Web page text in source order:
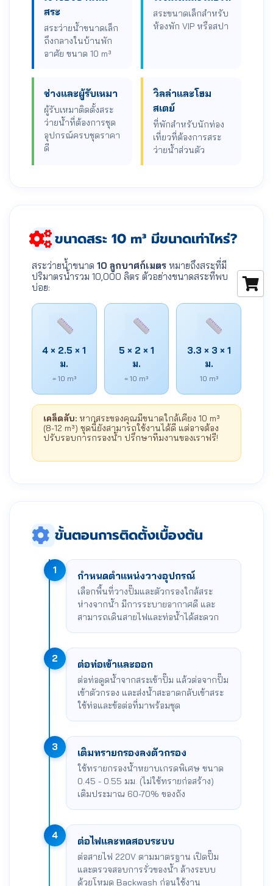
สระ
สระว่ายน้ำขนาดเล็ก
ถึงกลางในบ้านพัก
อาศัย ขนาด 10 m³
สระขนาดเล็กสำหรับ
ห้องพัก VIP หรือสปา
ช่างและผู้รับเหมา
ผู้รับเหมาติดตั้งสระ
ว่ายน้ำที่ต้องการชุด
อุปกรณ์ครบชุดราคา
ดี
วิลล่าและโฮม
สเตย์
ที่พักสำหรับนักท่อง
เที่ยวที่ต้องการสระ
ว่ายน้ำส่วนตัว
ขนาดสระ 10 m³ มีขนาดเท่าไหร่?
สระว่ายน้ำขนาด 10 ลูกบาศก์เมตร หมายถึงสระที่มี
ปริมาตรน้ำรวม 10,000 ลิตร ตัวอย่างขนาดสระที่พบ
บ่อย:
4 × 2.5 × 1
ม.
= 10 m³
5 × 2 × 1
ม.
= 10 m³
3.3 × 3 × 1
ม.
10 m³
เคล็ดลับ: หากสระของคุณมีขนาดใกล้เคียง 10 m³
(8-12 m³) ชุดนี้ยังสามารถใช้งานได้ดี แต่อาจต้อง
ปรับรอบการกรองน้ำ ปรึกษาทีมงานของเราฟรี!
ขั้นตอนการติดตั้งเบื้องต้น
1 กำหนดตำแหน่งวางอุปกรณ์
เลือกพื้นที่วางปั๊มและตัวกรองใกล้สระ
ห่างจากน้ำ มีการระบายอากาศดี และ
สามารถเดินสายไฟและท่อน้ำได้สะดวก
2 ต่อท่อเข้าและออก
ต่อท่อดูดน้ำจากสระเข้าปั๊ม แล้วต่อจากปั๊ม
เข้าตัวกรอง และส่งน้ำสะอาดกลับเข้าสระ
ใช้ท่อและข้อต่อที่มาพร้อมชุด
3 เติมทรายกรองลงตัวกรอง
ใช้ทรายกรองน้ำหยาบเกรดพิเศษ ขนาด
0.45 - 0.55 มม. (ไม่ใช้ทรายก่อสร้าง)
เติมประมาณ 60-70% ของถัง
4 ต่อไฟและทดสอบระบบ
ต่อสายไฟ 220V ตามมาตรฐาน เปิดปั๊ม
และตรวจสอบการรั่วของน้ำ ล้างระบบ
ด้วยโหมด Backwash ก่อนใช้งาน